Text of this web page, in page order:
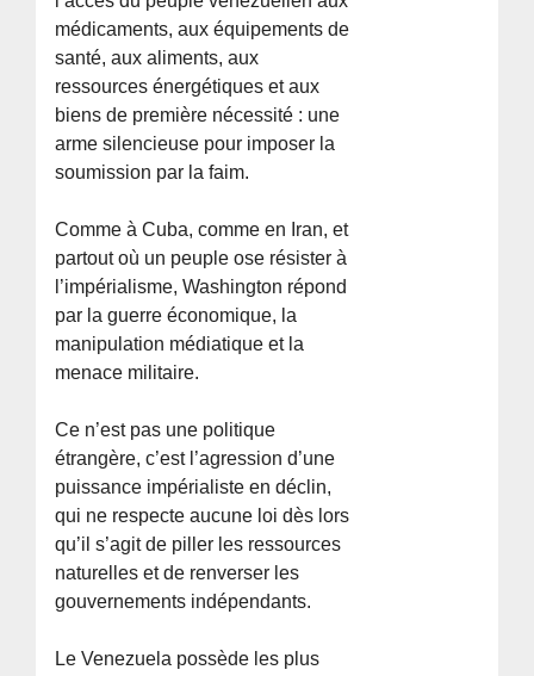
médicaments, aux équipements de
santé, aux aliments, aux
ressources énergétiques et aux
biens de première nécessité : une
arme silencieuse pour imposer la
soumission par la faim.
Comme à Cuba, comme en Iran, et
partout où un peuple ose résister à
l’impérialisme, Washington répond
par la guerre économique, la
manipulation médiatique et la
menace militaire.
Ce n’est pas une politique
étrangère, c’est l’agression d’une
puissance impérialiste en déclin,
qui ne respecte aucune loi dès lors
qu’il s’agit de piller les ressources
naturelles et de renverser les
gouvernements indépendants.
Le Venezuela possède les plus